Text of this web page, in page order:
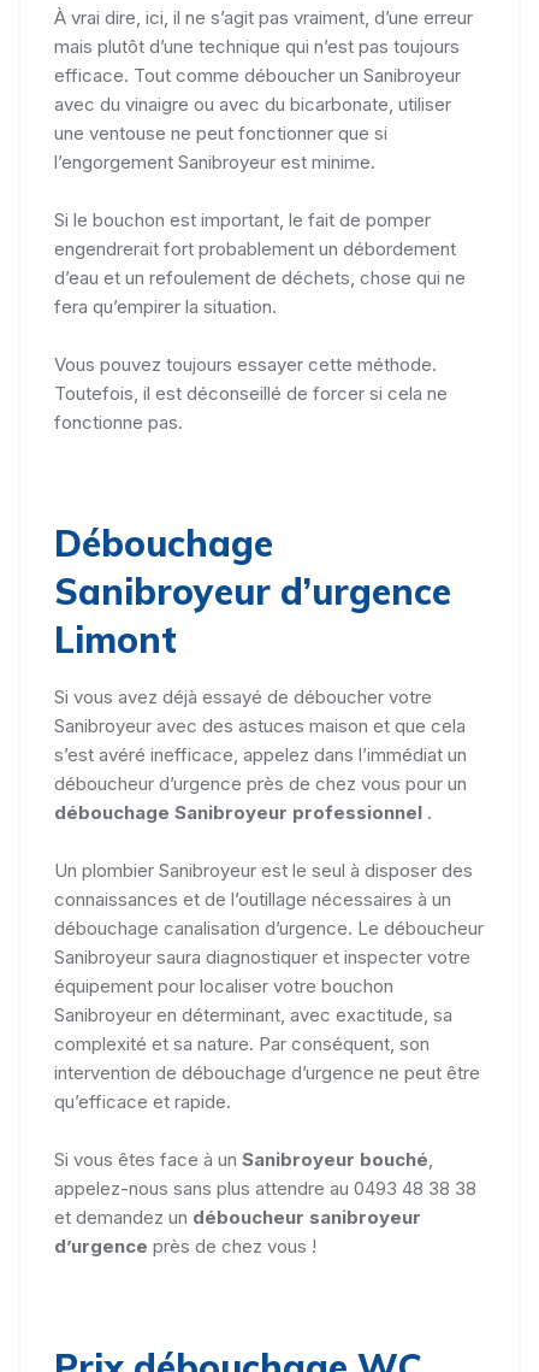
À vrai dire, ici, il ne s’agit pas vraiment, d’une erreur
mais plutôt d’une technique qui n’est pas toujours
efficace. Tout comme déboucher un Sanibroyeur
avec du vinaigre ou avec du bicarbonate, utiliser
une ventouse ne peut fonctionner que si
l’engorgement Sanibroyeur est minime.
Si le bouchon est important, le fait de pomper
engendrerait fort probablement un débordement
d’eau et un refoulement de déchets, chose qui ne
fera qu’empirer la situation.
Vous pouvez toujours essayer cette méthode.
Toutefois, il est déconseillé de forcer si cela ne
fonctionne pas.
Débouchage
Sanibroyeur d’urgence
Limont
Si vous avez déjà essayé de déboucher votre
Sanibroyeur avec des astuces maison et que cela
s’est avéré inefficace, appelez dans l’immédiat un
déboucheur d’urgence près de chez vous pour un
débouchage Sanibroyeur professionnel .
Un plombier Sanibroyeur est le seul à disposer des
connaissances et de l’outillage nécessaires à un
débouchage canalisation d’urgence. Le déboucheur
Sanibroyeur saura diagnostiquer et inspecter votre
équipement pour localiser votre bouchon
Sanibroyeur en déterminant, avec exactitude, sa
complexité et sa nature. Par conséquent, son
intervention de débouchage d’urgence ne peut être
qu’efficace et rapide.
Si vous êtes face à un Sanibroyeur bouché
appelez-nous sans plus attendre au 0493 48 38 38
et demandez un déboucheur sanibroyeur
d’urgence près de chez vous !